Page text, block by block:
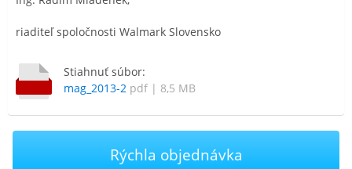
riaditeľ spoločnosti Walmark Slovensko
Stiahnuť súbor:
mag_2013-2 pdf | 8,5 MB
Rýchla objednávka